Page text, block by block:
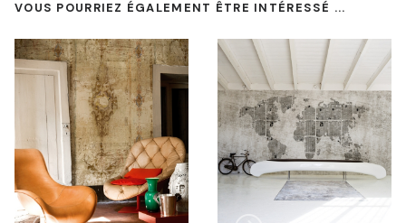
VOUS POURRIEZ ÉGALEMENT ÊTRE INTÉRESSÉ ...